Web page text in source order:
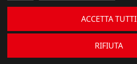
RIFIUTA
ACCETTA TUTTI